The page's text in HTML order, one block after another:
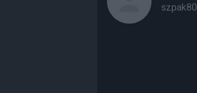
szpak80